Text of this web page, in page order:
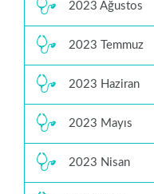
2023 Ağustos
2023 Temmuz
2023 Haziran
2023 Mayıs
2023 Nisan